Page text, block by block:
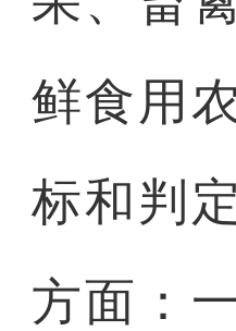
鲜食用
标和判
方面：